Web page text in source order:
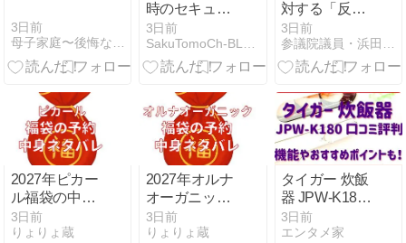
3日前
時のセキュリ
ティー。液体
物の条件が変
わりました！
3日前
対する「反対
論」の嘘を暴
く〜国民に必
要なのは減税
3日前
2027年ピカー
ル福袋の中身
ネタバレは？
予約開始日や
3日前
りょりょ蔵
2027年オルナ
オーガニック
福袋の中身ネ
タバレは？予
3日前
りょりょ蔵
タイガー 炊飯
器 JPW-K180
の口コミ評判
は？レビュー
3日前
エンタメ家